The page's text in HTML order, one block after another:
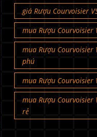
giá Rượu Courvoisier
mua Rượu Courvoisier
mua Rượu Courvoisier
phú
mua Rượu Courvoisier
mua Rượu Courvoisier
rẻ